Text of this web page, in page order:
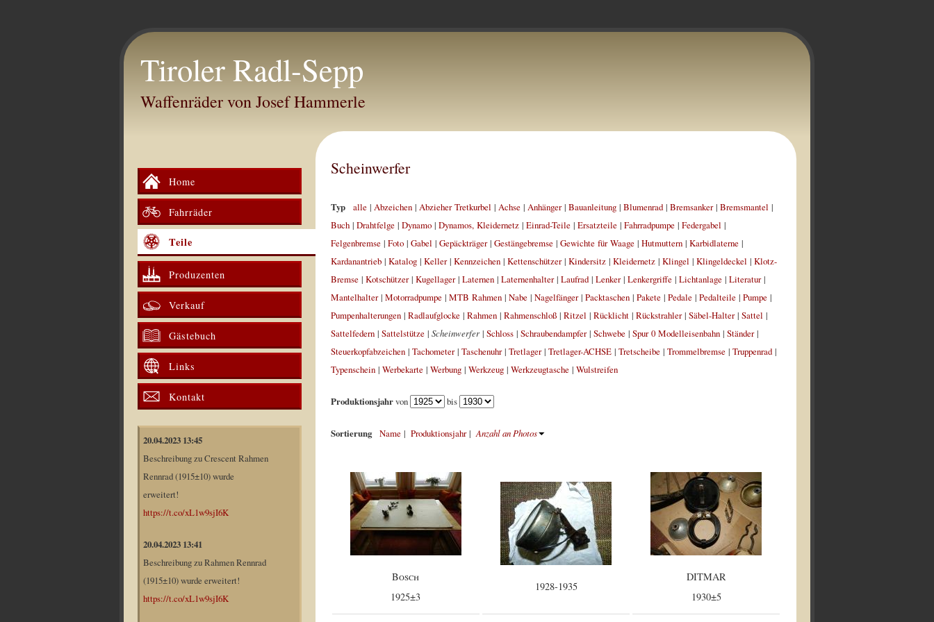
Tiroler Radl-Sepp
Waffenräder von Josef Hammerle
Home
Fahrräder
Teile
Produzenten
Verkauf
Gästebuch
Links
Kontakt
20.04.2023 13:45
Beschreibung zu Crescent Rahmen
Rennrad (1915±10) wurde
erweitert!
https://t.co/xL1w9sjI6K
20.04.2023 13:41
Beschreibung zu Rahmen Rennrad
(1915±10) wurde erweitert!
https://t.co/xL1w9sjI6K
Scheinwerfer
Typ alle| Abzeichen| Abzieher Tretkurbel | Achse| Anhänger| Bauanleitung| Blumenrad| Bremsanker| Bremsmantel |
Buch| Drahtfelge| Dynamo| Dynamos, Kleidernetz| Einrad-Teile| Ersatzteile| Fahrradpumpe| Federgabel |
Felgenbremse| Foto| Gabel | Gepäckträger| Gestängebremse| Gewichte für Waage| Hutmuttern| Karbidlaterne|
Kardanantrieb| Katalog| Keller| Kennzeichen| Kettenschützer| Kindersitz| Kleidernetz| Klingel | Klingeldeckel | Klotz-
Bremse| Kotschützer| Kugellager| Laternen| Laternenhalter| Laufrad| Lenker| Lenkergriffe| Lichtanlage| Literatur|
Mantelhalter| Motorradpumpe| MTB Rahmen| Nabe| Nagelfänger| Packtaschen| Pakete| Pedale| Pedalteile| Pumpe|
Pumpenhalterungen| Radlaufglocke| Rahmen| Rahmenschloß| Ritzel | Rücklicht| Rückstrahler| Säbel-Halter| Sattel |
Sattelfedern| Sattelstütze| Scheinwerfer| Schloss| Schraubendampfer| Schwebe| Spur 0 Modelleisenbahn| Ständer|
Steuerkopfabzeichen| Tachometer| Taschenuhr| Tretlager| Tretlager-ACHSE| Tretscheibe| Trommelbremse| Truppenrad|
Typenschein| Werbekarte| Werbung| Werkzeug| Werkzeugtasche| Wulstreifen
Produktionsjahrvon bis
Sortierung Name| Produktionsjahr|Anzahl an Photos
Bosch
1925±3
1928-1935
DITMAR
1930±5